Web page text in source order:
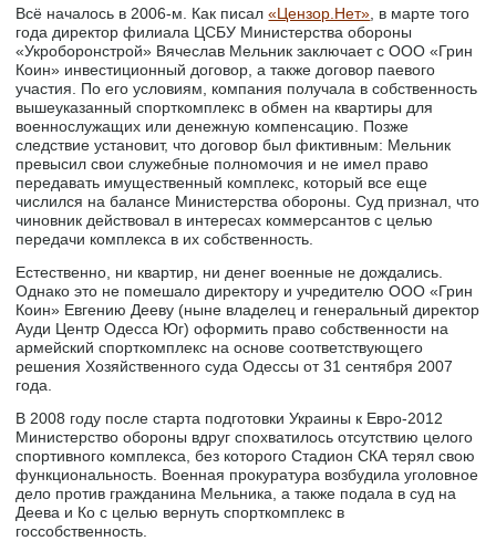
Всё началось в 2006-м. Как писал«Цензор.Нет» , в марте того
года директор филиала ЦСБУ Министерства обороны
«Укроборонстрой» Вячеслав Мельник заключает с ООО «Грин
Коин» инвестиционный договор, а также договор паевого
участия. По его условиям, компания получала в собственность
вышеуказанный спорткомплекс в обмен на квартиры для
военнослужащих или денежную компенсацию. Позже
следствие установит, что договор был фиктивным: Мельник
превысил свои служебные полномочия и не имел право
передавать имущественный комплекс, который все еще
числился на балансе Министерства обороны. Суд признал, что
чиновник действовал в интересах коммерсантов с целью
передачи комплекса в их собственность.
Естественно, ни квартир, ни денег военные не дождались.
Однако это не помешало директору и учредителю ООО «Грин
Коин» Евгению Дееву (ныне владелец и генеральный директор
Ауди Центр Одесса Юг) оформить право собственности на
армейский спорткомплекс на основе соответствующего
решения Хозяйственного суда Одессы от 31 сентября 2007
года.
В 2008 году после старта подготовки Украины к Евро-2012
Министерство обороны вдруг спохватилось отсутствию целого
спортивного комплекса, без которого Стадион СКА терял свою
функциональность. Военная прокуратура возбудила уголовное
дело против гражданина Мельника, а также подала в суд на
Деева и Ко с целью вернуть спорткомплекс в
госсобственность.